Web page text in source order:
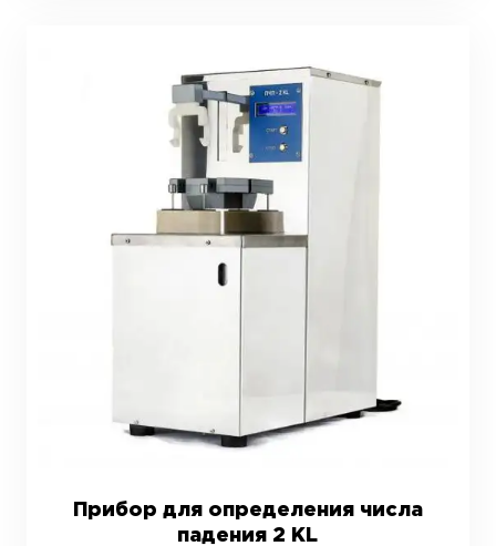
Прибор для определения числа
падения 2 KL